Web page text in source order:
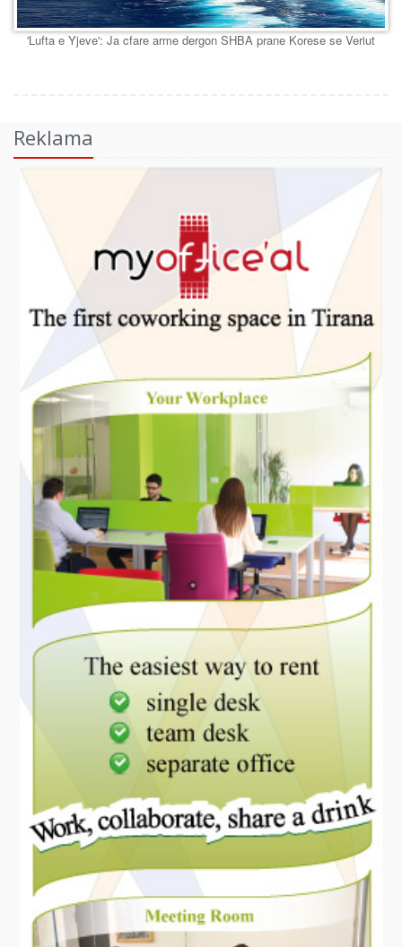
'Lufta e Yjeve': Ja cfare arme dergon SHBA prane Korese se Veriut
Reklama